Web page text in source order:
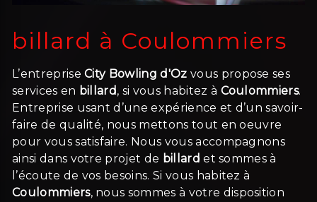
billard à Coulommiers
L’entrepriseCity Bowling d'Oz vous propose ses
services en billard, si vous habitez à Coulommiers.
Entreprise usant d’une expérience et d’un savoir-
faire de qualité, nous mettons tout en oeuvre
pour vous satisfaire. Nous vous accompagnons
ainsi dans votre projet de billard et sommes à
l’écoute de vos besoins. Si vous habitez à
Coulommiers, nous sommes à votre disposition